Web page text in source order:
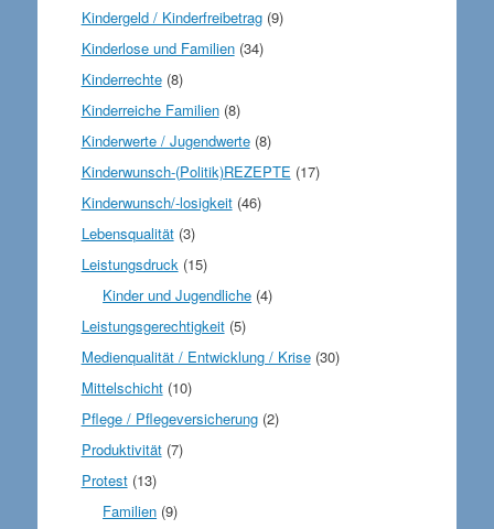
Kindergeld / Kinderfreibetrag(9)
Kinderlose und Familien(34)
Kinderrechte(8)
Kinderreiche Familien(8)
Kinderwerte / Jugendwerte(8)
Kinderwunsch-(Politik)REZEPTE (17)
Kinderwunsch/-losigkeit(46)
Lebensqualität(3)
Leistungsdruck (15)
Kinder und Jugendliche (4)
Leistungsgerechtigkeit(5)
Medienqualität / Entwicklung / Krise(30)
Mittelschicht(10)
Pflege / Pflegeversicherung(2)
Produktivität(7)
Protest(13)
Familien (9)